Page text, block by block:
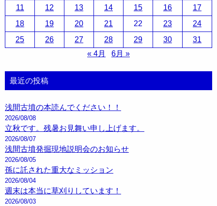
11
12 13 14 15 16
17
18
19 20 21 22 23
24
25
26 27 28 29 30
31
« 4月
6月 »
最近の投稿
浅間古墳の本読んでください！！
2026/08/08
立秋です。残暑お見舞い申し上げます。
2026/08/07
浅間古墳発掘現地説明会のお知らせ
2026/08/05
孫に託された重大なミッション
2026/08/04
週末は本当に草刈りしています！
2026/08/03